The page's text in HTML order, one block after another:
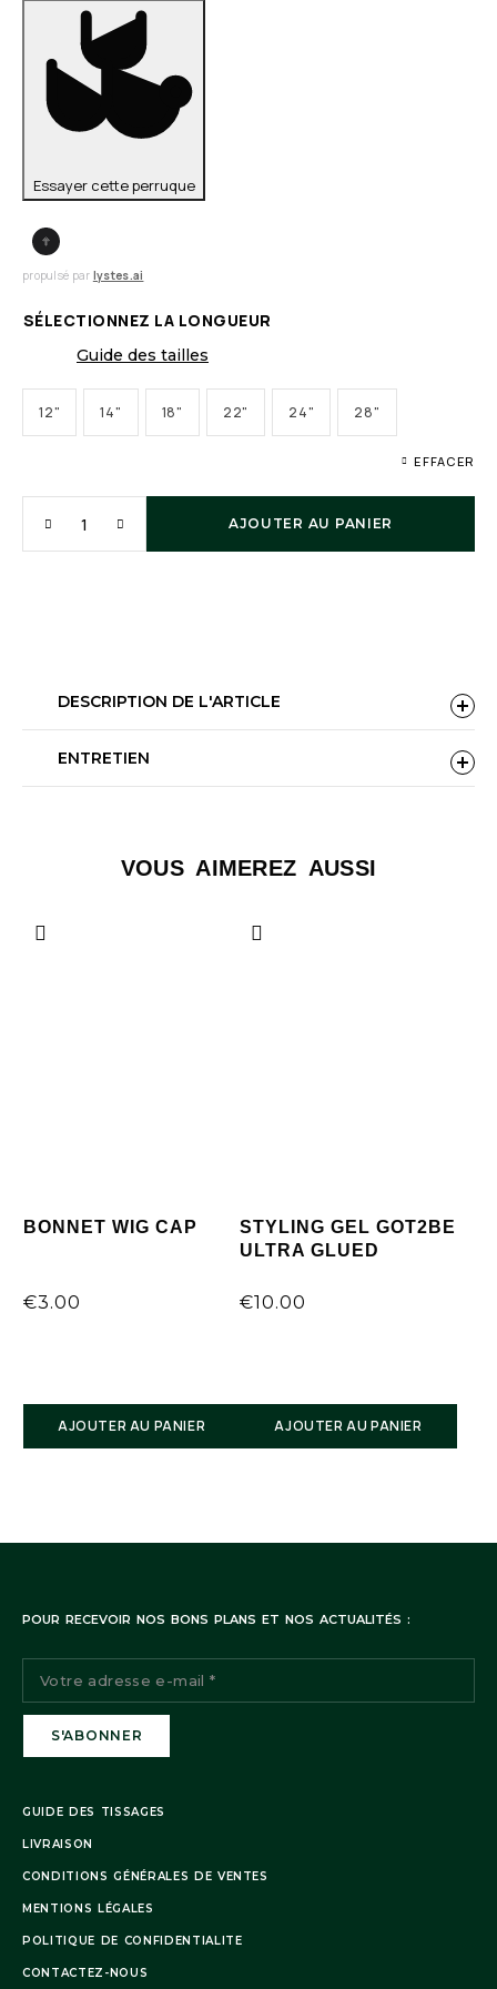
Essayer cette perruque
propulsé par lystes.ai
SÉLECTIONNEZ LA LONGUEUR
Guide des tailles
12" 14" 18" 22" 24" 28"
EFFACER
AJOUTER AU PANIER
DESCRIPTION DE L'ARTICLE
ENTRETIEN
perruque indétectable
VOUS AIMEREZ AUSSI
BONNET WIG CAP
€3.00
AJOUTER AU PANIER
STYLING GEL GOT2BE
ULTRA GLUED
€10.00
AJOUTER AU PANIER
POUR RECEVOIR NOS BONS PLANS ET NOS ACTUALITÉS :
GUIDE DES TISSAGES
LIVRAISON
CONDITIONS GÉNÉRALES DE VENTES
MENTIONS LÉGALES
POLITIQUE DE CONFIDENTIALITE
CONTACTEZ-NOUS